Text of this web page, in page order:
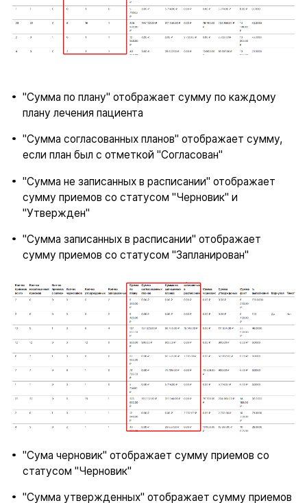
"Сумма по плану" отображает сумму по каждому
плану лечения пациента
"Сумма согласованных планов" отображает сумму,
если план был с отметкой "Согласован"
"Сумма не записанных в расписании" отображает
сумму приемов со статусом "Черновик" и
"Утвержден"
"Сумма записанных в расписании" отображает
сумму приемов со статусом "Запланирован"
"Сума черновик" отображает сумму приемов со
статусом "Черновик"
"Сумма утвержденных" отображает сумму приемов